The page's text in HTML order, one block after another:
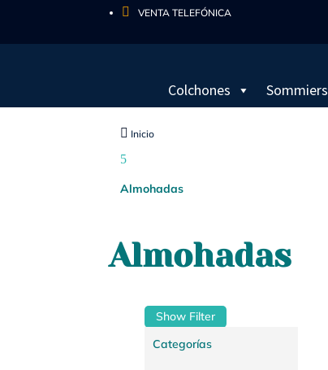
 VENTA TELEFÓNICA
Colchones Sommiers
 Inicio
5
Almohadas
Almohadas
Show Filter
Categorías